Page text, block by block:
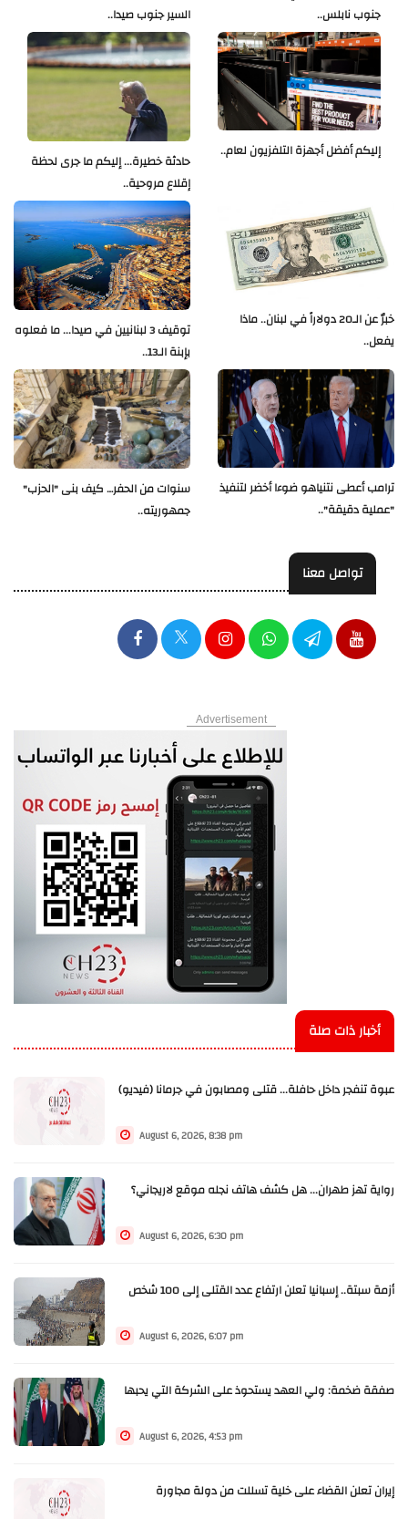
السير جنوب صيدا..
جنوب نابلس..
حادثة خطيرة... إليكم ما جرى لحظة
إقلاع مروحية..
إليكم أفضل أجهزة التلفزيون لعام..
توقيف 3 لبنانيين في صيدا... ما فعلوه
بإبنة الـ13..
خبرٌ عن الـ20 دولاراً في لبنان.. ماذا
يفعل..
سنوات من الحفر… كيف بنى "الحزب"
جمهوريته..
ترامب أعطى نتنياهو ضوءا أخضر لتنفيذ
"عملية دقيقة"..
تواصل معنا
Advertisement
أخبار ذات صلة
عبوة تنفجر داخل حافلة... قتلى ومصابون في جرمانا (فيديو)
August 6, 2026, 8:38 pm
رواية تهز طهران... هل كشف هاتف نجله موقع لاريجاني؟
August 6, 2026, 6:30 pm
أزمة سبتة.. إسبانيا تعلن ارتفاع عدد القتلى إلى 100 شخص
August 6, 2026, 6:07 pm
صفقة ضخمة: ولي العهد يستحوذ على الشركة التي يحبها
August 6, 2026, 4:53 pm
إيران تعلن القضاء على خلية تسللت من دولة مجاورة